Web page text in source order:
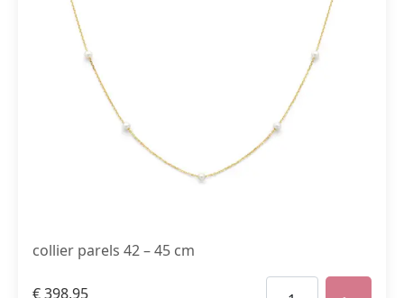
collier parels 42 – 45 cm
€398,95